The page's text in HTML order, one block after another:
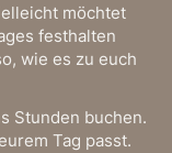
möchtet
festhalten
wie es zu euch
Stunden buchen.
Tag passt.